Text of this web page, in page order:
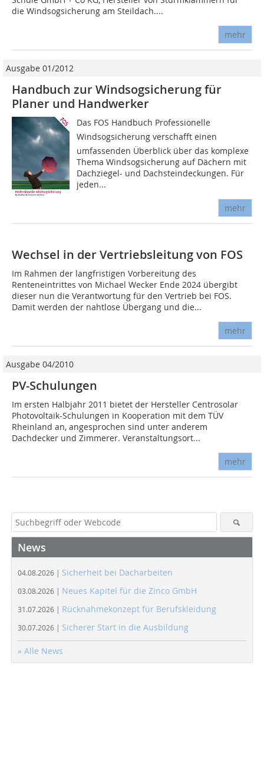
die Windsogsicherung am Steildach....
mehr
Ausgabe 01/2012
Handbuch zur Windsogsicherung für
Planer und Handwerker
Das FOS Handbuch Professionelle
Windsogsicherung verschafft einen
umfassenden Überblick über das komplexe
Thema Windsogsicherung auf Dächern mit
Dachziegel- und Dachsteindeckungen. Für
jeden...
mehr
Wechsel in der Vertriebsleitung von FOS
Im Rahmen der langfristigen Vorbereitung des
Renteneintrittes von Michael Wecker Ende 2024 übergibt
dieser nun die Verantwortung für den Vertrieb bei FOS.
Damit werden der nahtlose Übergang und die...
mehr
Ausgabe 04/2010
PV-Schulungen
Im ersten Halbjahr 2011 bietet der Hersteller Centrosolar
Photovoltaik-Schulungen in Kooperation mit dem TÜV
Rheinland an, angesprochen sind unter anderem
Dachdecker und Zimmerer. Veranstaltungsort...
mehr
News
04.08.2026 | Sicherheit bei Dacharbeiten
03.08.2026 | Neues Kapitel für die Zinco GmbH
31.07.2026 | Rücknahmekonzept für Berufskleidung
30.07.2026 | Sicherer Start in die Ausbildung
» Alle News